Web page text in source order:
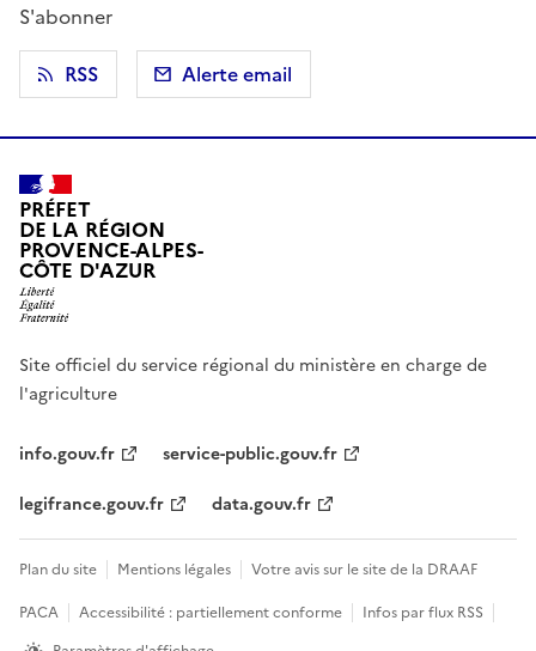
S'abonner
RSS
Alerte email
PRÉFET
DE LA RÉGION
PROVENCE-ALPES-
CÔTE D'AZUR
Site officiel du service régional du ministère en charge de
l'agriculture
info.gouv.fr
service-public.gouv.fr
legifrance.gouv.fr
data.gouv.fr
Plan du site Mentions légales
Votre avis sur le site de la DRAAF
PACA
Accessibilité : partiellement conforme
Infos par flux RSS